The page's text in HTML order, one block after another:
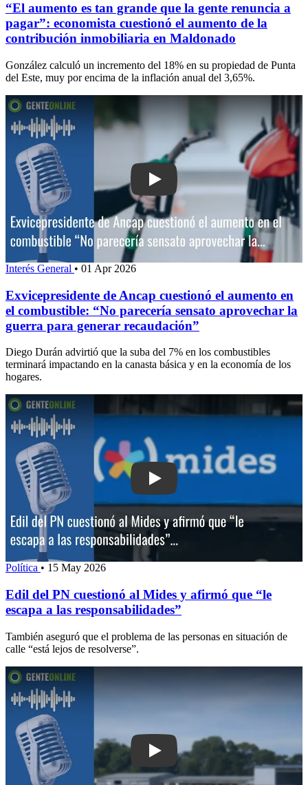
“El aumento es tan grande que la gente renuncia a
pagar”: economista cuestionó el aumento de la
contribución inmobiliaria en Maldonado
González calculó un incremento del 18% en su propiedad de Punta
del Este, muy por encima de la inflación anual del 3,65%.
Play: Exvicepresidente de Ancap
Interés General • 01 Apr 2026
Exvicepresidente de Ancap cuestionó el aumento en
el combustible: “No parecería sensato aprovechar la
guerra para generar recaudación”
Diego Durán advirtió que la suba del 7% en los combustibles
terminará impactando en la canasta básica y en la economía de los
hogares.
Play: Edil del PN cuestionó al Mides
Política • 15 May 2026
Edil del PN cuestionó al Mides y afirmó que “le
escapa a las responsabilidades”
También aseguró que el problema de las personas en situación de
calle “está lejos de resolverse”.
Play: Frente Amplio pide conocer